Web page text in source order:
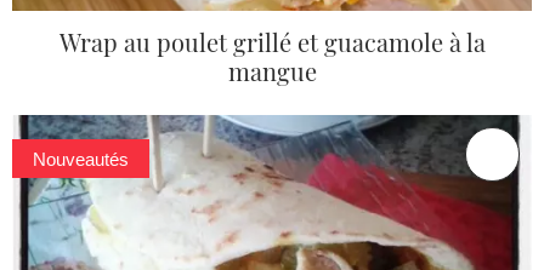
Wrap au poulet grillé et guacamole à la
mangue
Nouveautés